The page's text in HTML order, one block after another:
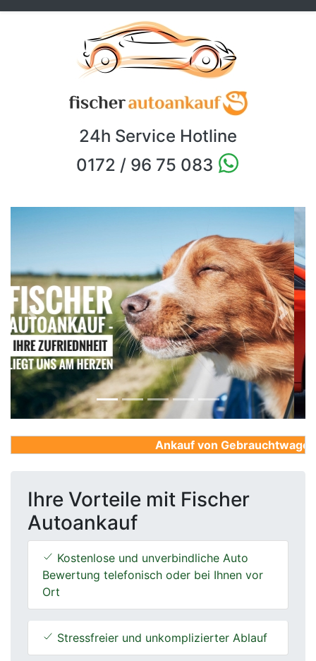
24h Service Hotline
0172 / 96 75 083
Previous Next
Ankauf von
Ihre Vorteile mit Fischer
Autoankauf
Kostenlose und unverbindliche Auto
Bewertung telefonisch oder bei Ihnen vor
Ort
Stressfreier und unkomplizierter Ablauf